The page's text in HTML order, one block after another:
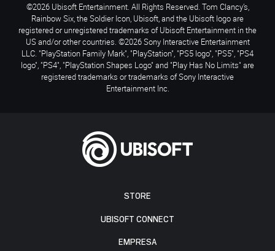
STORE
UBISOFT CONNECT
EMPRESA
©2026 Ubisoft Entertainment. All Rights Reserved. Tom Clancy’s,
Rainbow Six, the Soldier Icon, Ubisoft, and the Ubisoft logo are
registered or unregistered trademarks of Ubisoft Entertainment in the
US and/or other countries. ©2026 Sony Interactive Entertainment
LLC. "PlayStation Family Mark", "PlayStation", "PS5 logo", "PS5", "PS4
logo", "PS4", "PlayStation Shapes Logo" and "Play Has No Limits" are
registered trademarks or trademarks of Sony Interactive
Entertainment Inc.